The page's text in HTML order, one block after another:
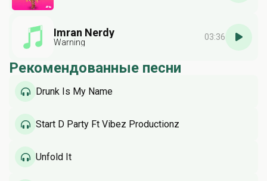
Imran Nerdy
Warning
03:36
Рекомендованные песни
Drunk Is My Name
Start D Party Ft Vibez Productionz
Unfold It